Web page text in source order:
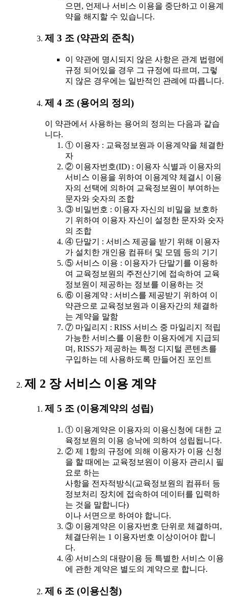
으면, 언제나 서비스 이용을 중단하고 이용계
약을 해지할 수 있습니다.
제 3 조 (약관외 준칙)
이 약관에 명시되지 않은 사항은 관계 법령에
규정 되어있을 경우 그 규정에 따르며, 그렇
지 않은 경우에는 일반적인 관례에 따릅니다.
제 4 조 (용어의 정의)
이 약관에서 사용하는 용어의 정의는 다음과 같습
니다.
① 이용자 : 교육정보원과 이용계약을 체결한
자
② 이용자번호(ID) : 이용자 식별과 이용자의
서비스 이용을 위하여 이용계약 체결시 이용
자의 선택에 의하여 교육정보원이 부여하는
문자와 숫자의 조합
③ 비밀번호 : 이용자 자신의 비밀을 보호하
기 위하여 이용자 자신이 설정한 문자와 숫자
의 조합
④ 단말기 : 서비스 제공을 받기 위해 이용자
가 설치한 개인용 컴퓨터 및 모뎀 등의 기기
⑤ 서비스 이용 : 이용자가 단말기를 이용하
여 교육정보원의 주전산기에 접속하여 교육
정보원이 제공하는 정보를 이용하는 것
⑥ 이용계약 : 서비스를 제공받기 위하여 이
약관으로 교육정보원과 이용자간의 체결하
는 계약을 말함
⑦ 마일리지 : RISS 서비스 중 마일리지 적립
가능한 서비스를 이용한 이용자에게 지급되
며, RISS가 제공하는 특정 디지털 콘텐츠를
구입하는 데 사용하도록 만들어진 포인트
제 2 장 서비스 이용 계약
제 5 조 (이용계약의 성립)
① 이용계약은 이용자의 이용신청에 대한 교
육정보원의 이용 승낙에 의하여 성립됩니다.
② 제 1항의 규정에 의해 이용자가 이용 신청
을 할 때에는 교육정보원이 이용자 관리시 필
요로 하는
사항을 전자적방식(교육정보원의 컴퓨터 등
정보처리 장치에 접속하여 데이터를 입력하
는 것을 말합니다)
이나 서면으로 하여야 합니다.
③ 이용계약은 이용자번호 단위로 체결하며,
체결단위는 1 이용자번호 이상이어야 합니
다.
④ 서비스의 대량이용 등 특별한 서비스 이용
에 관한 계약은 별도의 계약으로 합니다.
제 6 조 (이용신청)